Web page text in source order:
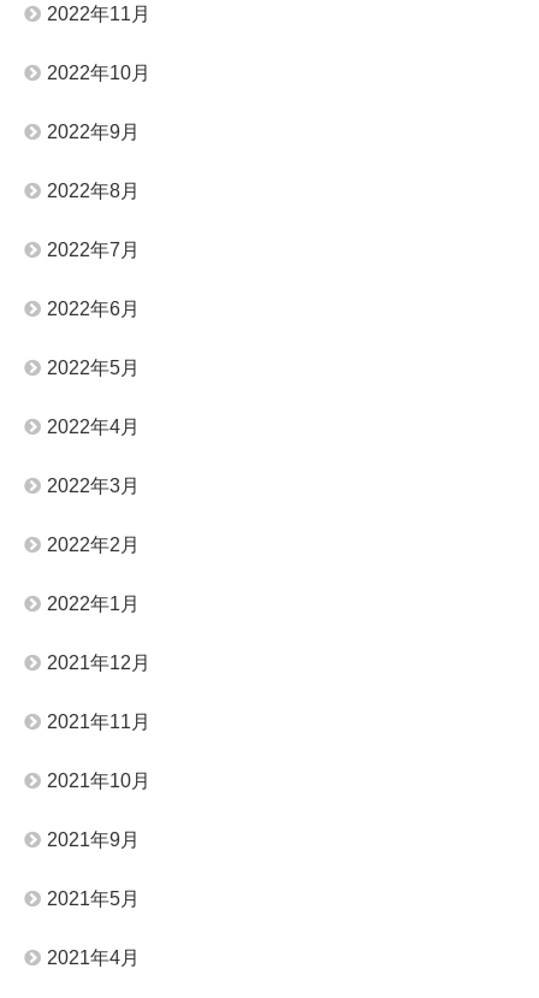
2022年11月
2022年10月
2022年9月
2022年8月
2022年7月
2022年6月
2022年5月
2022年4月
2022年3月
2022年2月
2022年1月
2021年12月
2021年11月
2021年10月
2021年9月
2021年5月
2021年4月